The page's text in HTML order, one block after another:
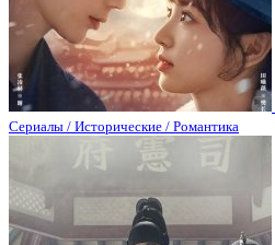
Сериалы / Исторические / Романтика